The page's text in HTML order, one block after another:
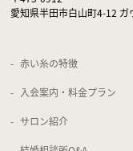
愛知県半田市白山町4-12 ガ
赤い糸の特徴
入会案内・料金プラン
サロン紹介